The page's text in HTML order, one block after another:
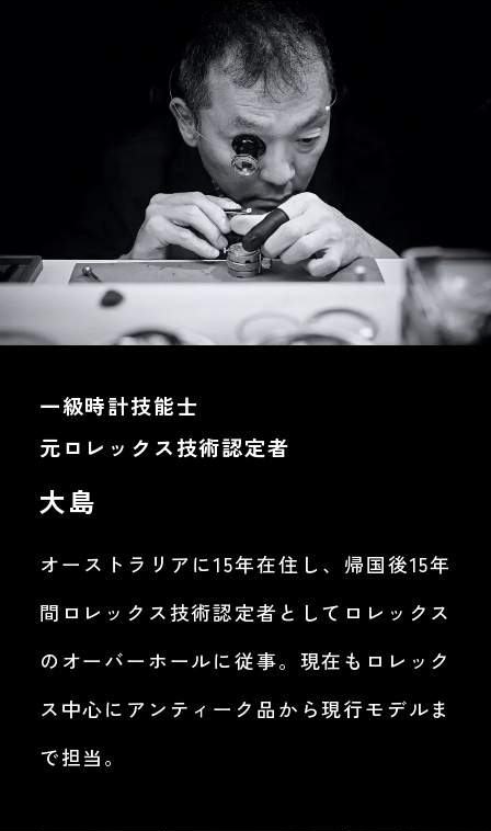
一級時計技能士
元ロレックス技術認定者
大島
オーストラリアに15年在住し、帰国後15年
間ロレックス技術認定者としてロレックス
のオーバーホールに従事。現在もロレック
ス中心にアンティーク品から現行モデルま
で担当。